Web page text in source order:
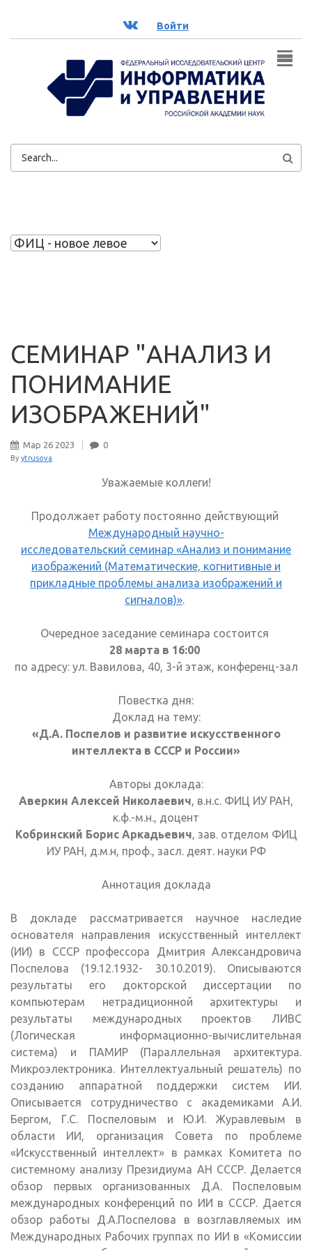
ВК Войти
ФОРМА
СЕМИНАР "АНАЛИЗ И
ПОНИМАНИЕ
ИЗОБРАЖЕНИЙ"
Мар 26 2023 0
By ytrusova
Уважаемые коллеги!
Продолжает работу постоянно действующий
Международный научно-
исследовательский семинар «Анализ и понимание
изображений (Математические, когнитивные и
прикладные проблемы анализа изображений и
сигналов)».
Очередное заседание семинара состоится
28 марта в 16:00
по адресу: ул. Вавилова, 40, 3-й этаж, конференц-зал
Повестка дня:
Доклад на тему:
«Д.А. Поспелов и развитие искусственного
интеллекта в СССР и России»
Авторы доклада:
Аверкин Алексей Николаевич, в.н.с. ФИЦ ИУ РАН,
к.ф.-м.н., доцент
Кобринский Борис Аркадьевич, зав. отделом ФИЦ
ИУ РАН, д.м.н, проф., засл. деят. науки РФ
Аннотация доклада
В докладе рассматривается научное наследие
основателя направления искусственный интеллект
(ИИ) в СССР профессора Дмитрия Александровича
Поспелова (19.12.1932- 30.10.2019). Описываются
результаты его докторской диссертации по
компьютерам нетрадиционной архитектуры и
результаты международных проектов ЛИВС
(Логическая информационно-вычислительная
система) и ПАМИР (Параллельная архитектура.
Микроэлектроника. Интеллектуальный решатель) по
созданию аппаратной поддержки систем ИИ.
Описывается сотрудничество с академиками А.И.
Бергом, Г.С. Поспеловым и Ю.И. Журавлевым в
области ИИ, организация Совета по проблеме
«Искусственный интеллект» в рамках Комитета по
системному анализу Президиума АН СССР. Делается
обзор первых организованных Д.А. Поспеловым
международных конференций по ИИ в СССР. Дается
обзор работы Д.А.Поспелова в возглавляемых им
Международных Рабочих группах по ИИ в «Комиссии